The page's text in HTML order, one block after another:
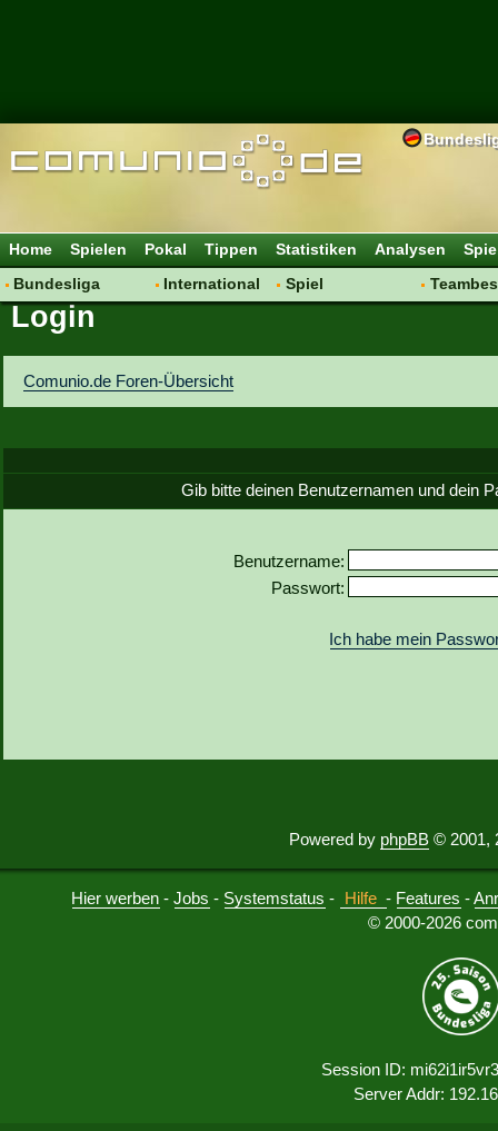
Home Spielen Pokal Tippen Statistiken Analysen
Bundesliga
Hot News
Spielanalyse
Vereinsdiskussion
International
Spiel
Login
Comunio.de Foren-Übersicht
Gib bitte deinen Benutzernamen und dein
Benutzername:
Passwort:
Ich habe mein
Powered by phpBB © 2001,
Hier werben -Jobs - Systemstatus - Hilfe - Features -
© 2000-2026
Session ID:
Server Addr: